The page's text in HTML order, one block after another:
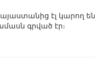
էլ կարող
գրված էր։